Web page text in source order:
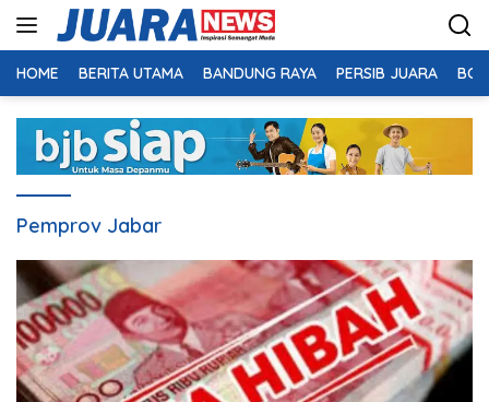
HOME BERITA UTAMA BANDUNG RAYA PERSIB JUARA
Pemprov Jabar